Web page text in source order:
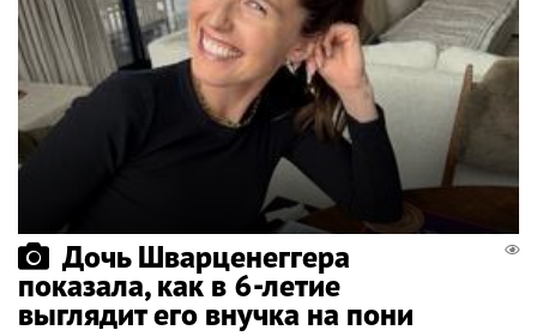
Дочь Шварценеггера
показала, как в 6-летие
выглядит его внучка на пони